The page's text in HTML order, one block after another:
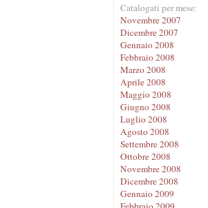
Catalogati per mese:
Novembre 2007
Dicembre 2007
Gennaio 2008
Febbraio 2008
Marzo 2008
Aprile 2008
Maggio 2008
Giugno 2008
Luglio 2008
Agosto 2008
Settembre 2008
Ottobre 2008
Novembre 2008
Dicembre 2008
Gennaio 2009